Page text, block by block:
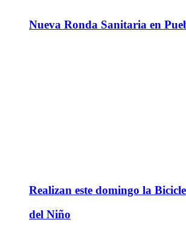
Nueva Ronda Sanitaria en
Realizan este domingo la
del Niño